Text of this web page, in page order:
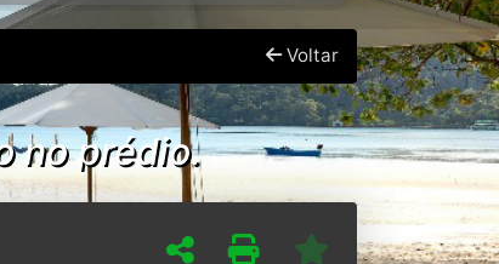
Voltar
no prédio.